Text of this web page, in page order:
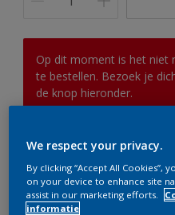
Op dit moment is het niet
te bestellen. Bezoek je
de knop hieronder.
Vind
We respect your privacy.
By clicking “Accept All Cookies”,
on your device to enhance site
assist in our marketing efforts.
informatie